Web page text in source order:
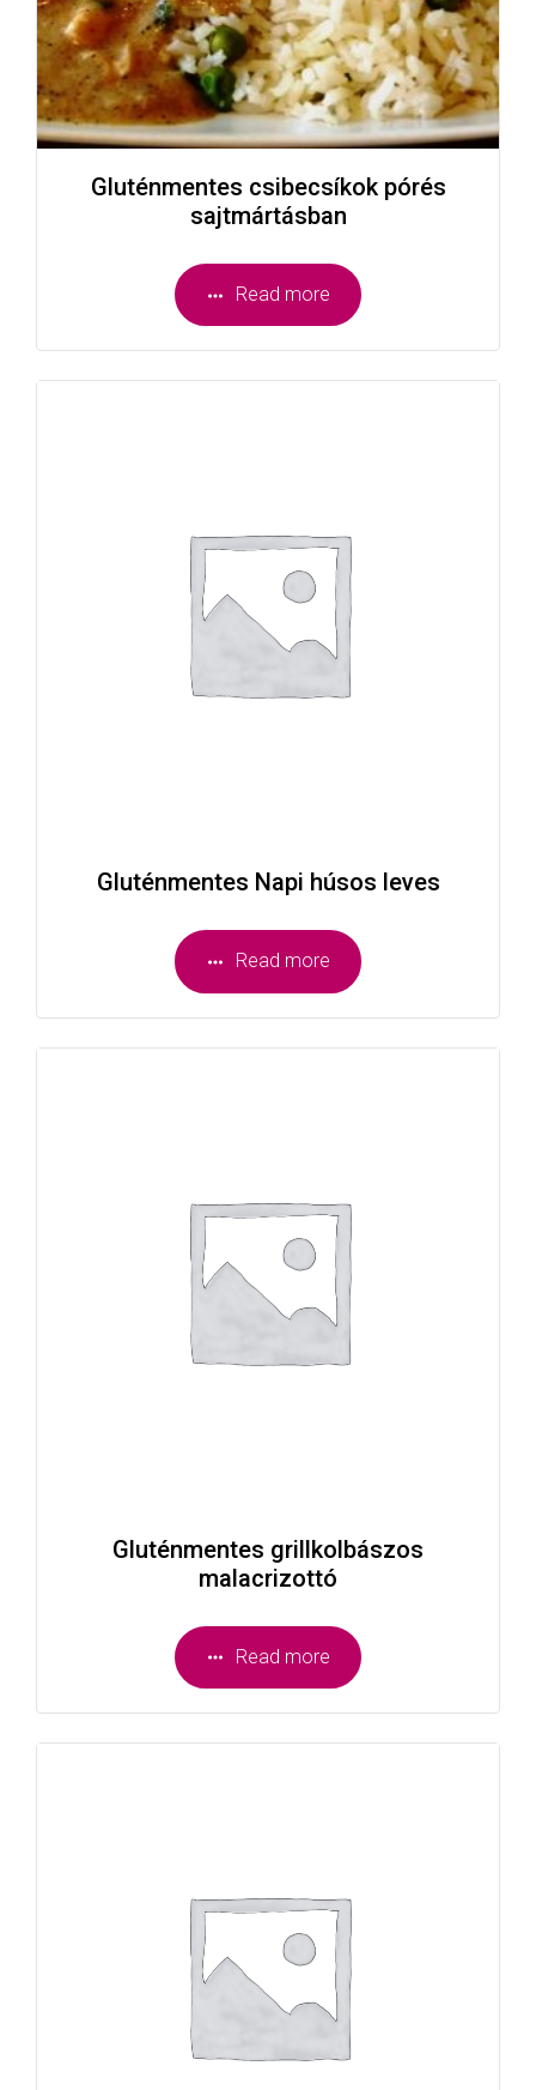
Gluténmentes csibecsíkok pórés
sajtmártásban
Read more
Gluténmentes Napi húsos leves
Read more
Gluténmentes grillkolbászos
malacrizottó
Read more